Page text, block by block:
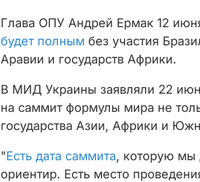
Глава ОПУ Андрей Ермак 12
будет полным без участия
Аравии и государств Африки.
В МИД Украины заявляли 22
на саммит формулы мира не
государства Азии, Африки и
"Есть дата саммита, которую мы
ориентир. Есть место